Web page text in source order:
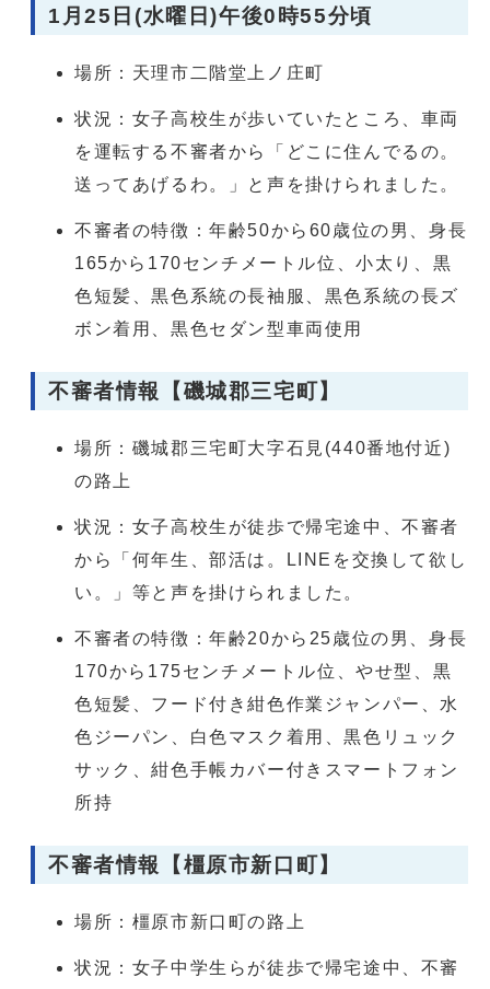
1月25日(水曜日)午後0時55分頃
場所：天理市二階堂上ノ庄町
状況：女子高校生が歩いていたところ、車両
を運転する不審者から「どこに住んでるの。
送ってあげるわ。」と声を掛けられました。
不審者の特徴：年齢50から60歳位の男、身長
165から170センチメートル位、小太り、黒
色短髪、黒色系統の長袖服、黒色系統の長ズ
ボン着用、黒色セダン型車両使用
不審者情報【磯城郡三宅町】
場所：磯城郡三宅町大字石見(440番地付近)
の路上
状況：女子高校生が徒歩で帰宅途中、不審者
から「何年生、部活は。LINEを交換して欲し
い。」等と声を掛けられました。
不審者の特徴：年齢20から25歳位の男、身長
170から175センチメートル位、やせ型、黒
色短髪、フード付き紺色作業ジャンパー、水
色ジーパン、白色マスク着用、黒色リュック
サック、紺色手帳カバー付きスマートフォン
所持
不審者情報【橿原市新口町】
場所：橿原市新口町の路上
状況：女子中学生らが徒歩で帰宅途中、不審